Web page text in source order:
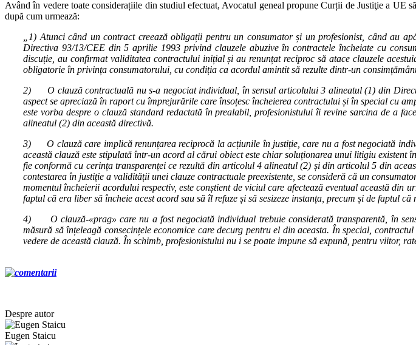
Având în vedere toate considerațiile din studiul efectuat, Avocatul geneal propune Curții de Justiţie a UE
după cum urmează:
„1) Atunci când un contract creează obligații pentru un consumator și un profesionist, când
Directiva 93/13/CEE din 5 aprilie 1993 privind clauzele abuzive în contractele încheiate cu
discuție, au confirmat validitatea contractului inițial și au renunțat reciproc să atace clauzele
obligatorie în privința consumatorului, cu condiția ca acordul amintit să rezulte dintr‑un
2) O clauză contractuală nu s‑a negociat individual, în sensul articolului 3 alineatul (1) din
aspect se apreciază în raport cu împrejurările care însoțesc încheierea contractului și în special cu
este vorba despre o clauză standard redactată în prealabil, profesionistului îi revine sarcina de a
alineatul (2) din această directivă.
3) O clauză care implică renunțarea reciprocă la acțiunile în justiție, care nu a fost negociată
această clauză este stipulată într‑un acord al cărui obiect este chiar soluționarea unui litigiu existent
fie conformă cu cerința transparenței ce rezultă din articolul 4 alineatul (2) și din articolul 5 din
contestarea în justiție a validității unei clauze contractuale preexistente, se consideră că un
momentul încheierii acordului respectiv, este conștient de viciul care afectează eventual această
faptul că era liber să încheie acest acord sau să îl refuze și să sesizeze instanța, precum și de faptul
4) O clauză‑«prag» care nu a fost negociată individual trebuie considerată transparentă, în
măsură să înțeleagă consecințele economice care decurg pentru el din aceasta. În special,
vedere de această clauză. În schimb, profesionistului nu i se poate impune să expună, pentru viitor,
Despre autor
Eugen Staicu